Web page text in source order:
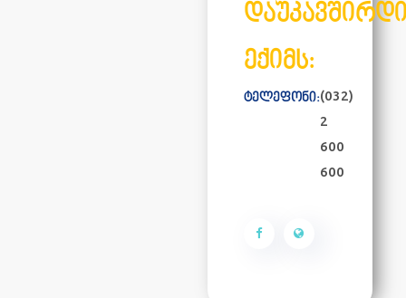
ექიმს:
ტელეფონი:(032)
2
600
600